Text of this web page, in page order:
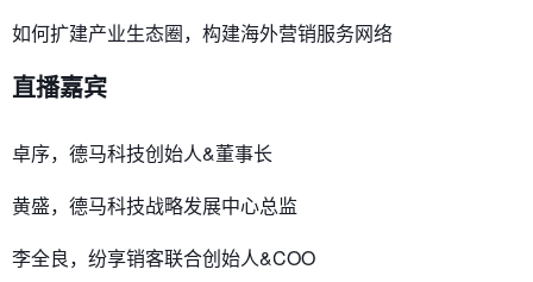
如何扩建产业生态圈，构建海外营销服务网络
直播嘉宾
卓序，德马科技创始人&董事长
黄盛，德马科技战略发展中心总监
李全良，纷享销客联合创始人&COO